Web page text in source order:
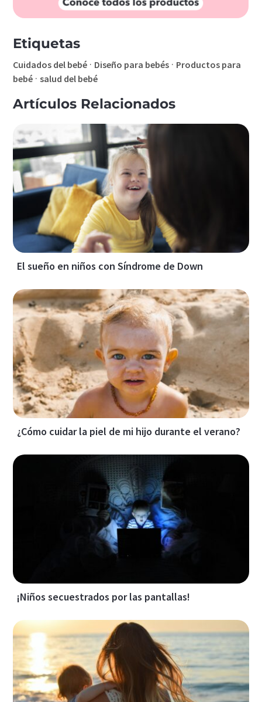
Etiquetas
Cuidados del bebé · Diseño para bebés · Productos para
bebé ·salud del bebé
Artículos Relacionados
El sueño en niños con Síndrome de Down
¿Cómo cuidar la piel de mi hijo durante el verano?
¡Niños secuestrados por las pantallas!